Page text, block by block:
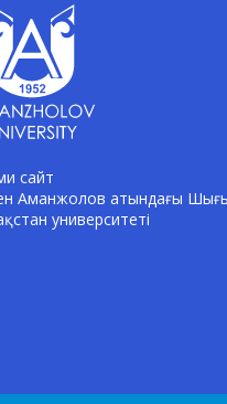
сайт
Аманжолов атындағы
университеті